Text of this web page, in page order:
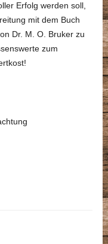
Erfolg werden soll,
mit dem Buch
Dr. M. O. Bruker zu
zum